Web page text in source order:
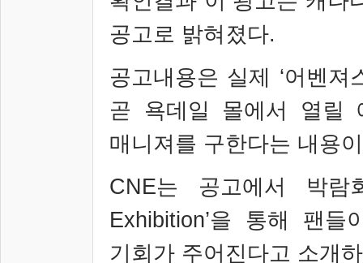
공고로 밝혀졌다.
공고내용은 실제 ‘어벤져
곧 욕데일 몰에서 열릴
매니져를 구한다는 내용
CNE는 공고에서 박
Exhibition’을 통해 팬들
기회가 주어진다고 소개